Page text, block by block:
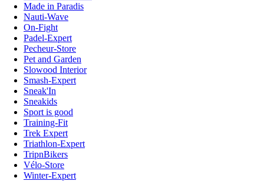
Made in Paradis
Nauti-Wave
On-Fight
Padel-Expert
Pecheur-Store
Pet and Garden
Slowood Interior
Smash-Expert
Sneak'In
Sneakids
Sport is good
Training-Fit
Trek Expert
Triathlon-Expert
TripnBikers
Vélo-Store
Winter-Expert